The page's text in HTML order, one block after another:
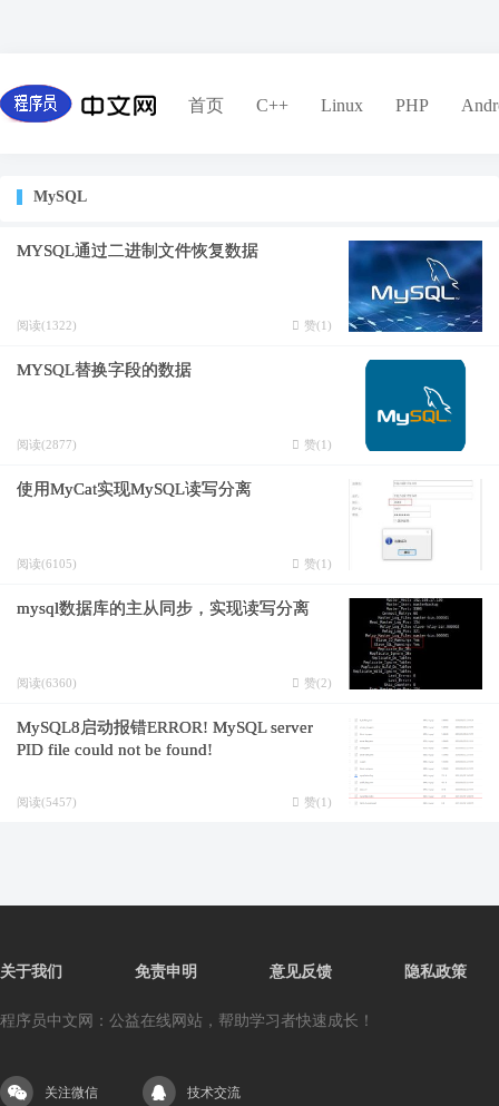
首页 C++ Linux PHP
MySQL
MYSQL通过二进制文件恢复数据
阅读(1322) 赞(1 )
MYSQL替换字段的数据
阅读(2877) 赞(1 )
使用MyCat实现MySQL读写分离
阅读(6105) 赞(1 )
mysql数据库的主从同步，实现读写分离
阅读(6360) 赞(2)
MySQL8启动报错ERROR! MySQL server
PID file could not be found!
阅读(5457) 赞(1 )
关于我们 免责申明 意见反馈 隐私政策
程序员中文网：公益在线网站，帮助学习者快速成长！
关注微信 技术交流